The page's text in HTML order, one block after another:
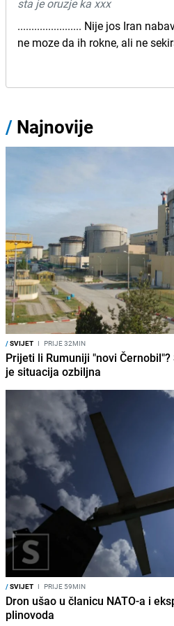
sta je oruzje ka xxx
....................... Nije jos Iran
ne moze da ih rokne, ali ne
/ Najnovije
/SVIJET I PRIJE 32MIN
Prijeti li Rumuniji "novi
je situacija ozbiljna
/SVIJET I PRIJE 59MIN
Dron ušao u članicu NATO-a i
plinovoda